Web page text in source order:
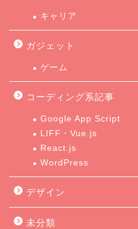
キャリア
ガジェット
ゲーム
コーディング系記事
Google App Script
LIFF・Vue.js
React.js
WordPress
デザイン
未分類